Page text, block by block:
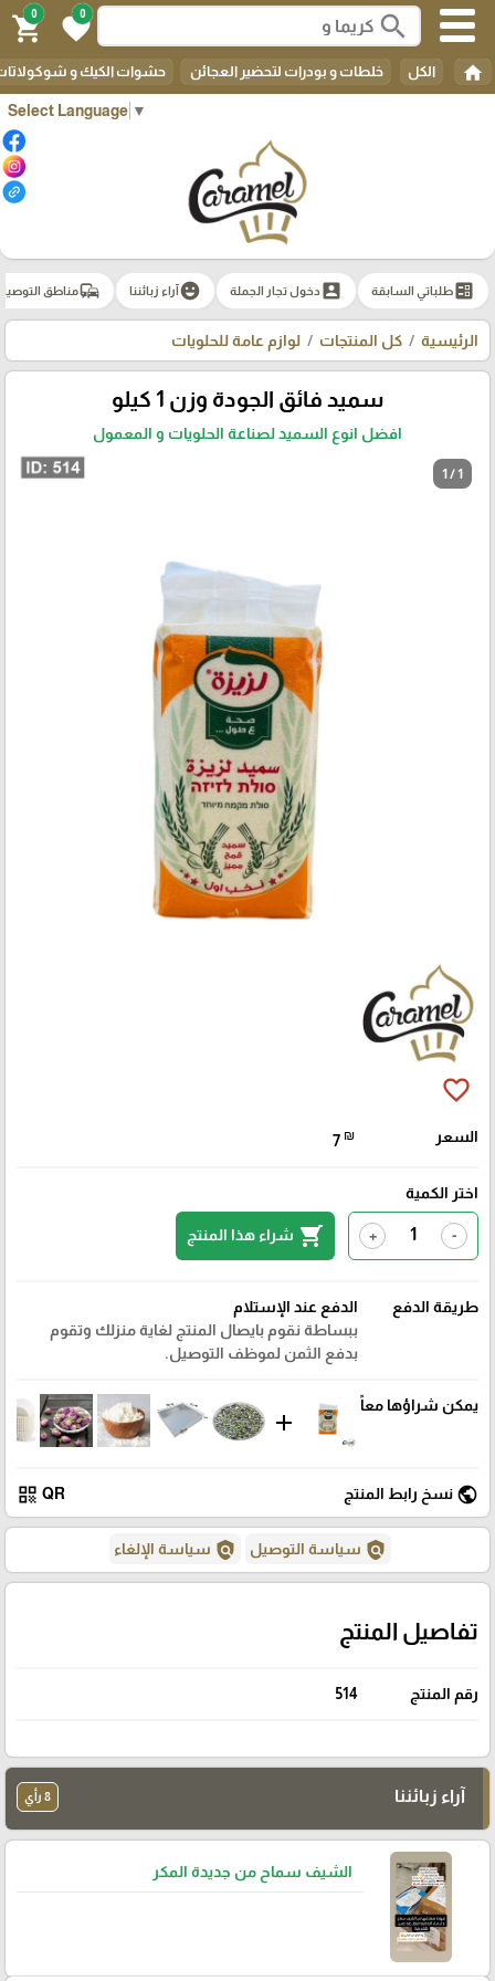
Select Language ▼
search
0
favorite
0
shopping_cart
home الكل خلطات و بودرات لتحضير العجائن حشوات الكيك و
ballotطلباتي السابقة account_box دخول تجار الجملة emoji_emotionsآراء زبائننا commuteمناطق
الرئيسية كل المنتجات لوازم عامة للحلويات
سميد فائق الجودة وزن 1 كيلو
افضل انوع السميد لصناعة الحلويات و المعمول
1 / 1
favorite_border
السعر 7 ₪
اختر الكمية
-
+
shopping_cart شراء هذا المنتج
طريقة الدفع
الدفع عند الإستلام
ببساطة نقوم بايصال المنتج لغاية منزلك وتقوم
بدفع الثمن لموظف التوصيل.
يمكن شراؤها معاً
add
public نسخ رابط المنتج QR
qr_code
policy سياسة التوصيل policy سياسة الإلغاء
تفاصيل المنتج
رقم المنتج 514
آراء زبائننا 8 رأي
الشيف سماح من جديدة المكر